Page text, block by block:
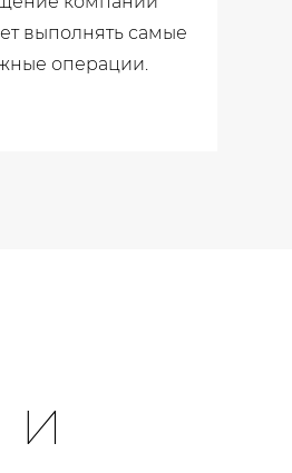
выполнять самые
операции.
и